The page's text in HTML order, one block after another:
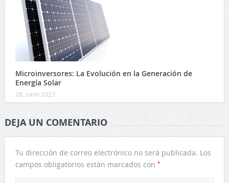
Microinversores: La Evolución en la Generación de
Energía Solar
28. junio 2023
DEJA UN COMENTARIO
Tu dirección de correo electrónico no será publicada. Los
campos obligatorios están marcados con *